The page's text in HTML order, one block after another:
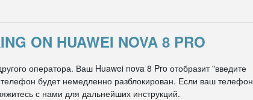
ON HUAWEI NOVA 8 PRO
оператора. Ваш Huawei nova 8 Pro отобразит "введите
будет немедленно разблокирован. Если ваш телефон
с нами для дальнейших инструкций.